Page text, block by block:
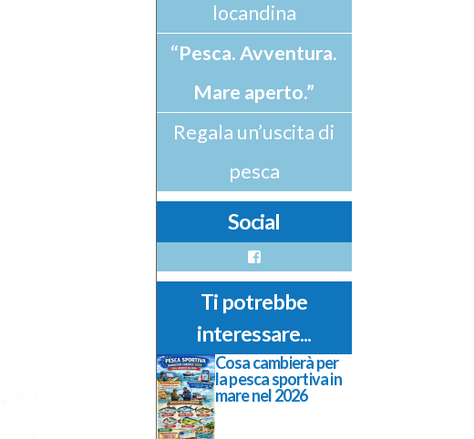
locandina
“Pesca. Avventura.
Mare aperto.”
Regala un’uscita di
pesca
Social
Facebook
Ti potrebbe
interessare...
Cosa cambierà per
la pesca sportiva in
mare nel 2026